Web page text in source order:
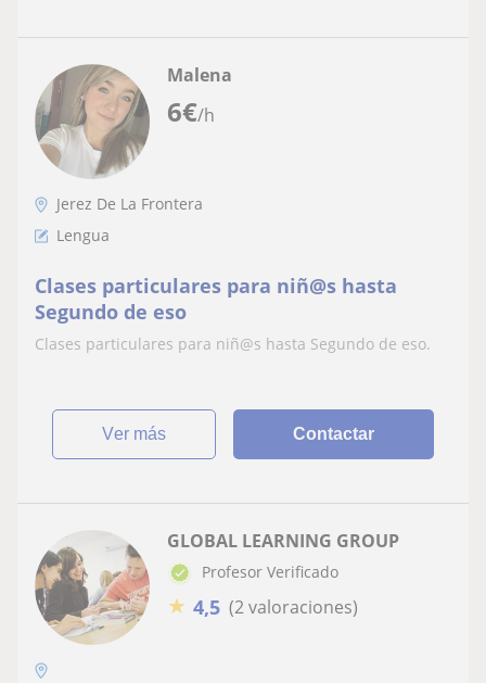
6€/h
Malena
Jerez De La Frontera
Lengua
Clases particulares para niñ@s hasta
Segundo de eso
Clases particulares para niñ@s hasta Segundo de eso.
ver más Contactar
GLOBAL LEARNING GROUP
Profesor Verificado
★ 4,5 (2 valoraciones)